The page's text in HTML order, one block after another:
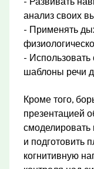
анализ своих
- Применять
- Использовать
шаблоны речи
Кроме того,
презентацией
смоделировать
и подготовить
когнитивную